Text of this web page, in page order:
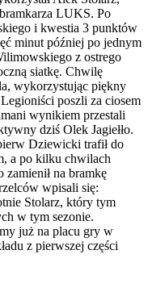
LUKS. Po
i kwestia 3 punktów
minut później po jednym
z ostrego
siatkę. Chwilę
wykorzystując piękny
poszli za ciosem
wynikiem przestali
dziś Olek Jagiełło.
Dziewicki trafił do
a po kilku chwilach
na bramkę
wpisali się:
Stolarz, który tym
w tym sezonie.
już na placu gry w
z pierwszej części